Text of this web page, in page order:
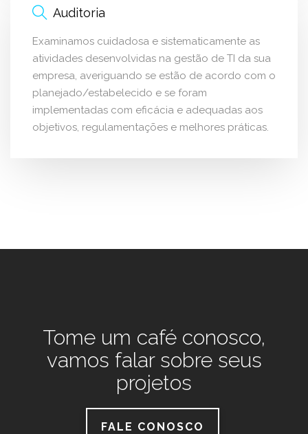
Auditoria
Examinamos cuidadosa e sistematicamente as
atividades desenvolvidas na gestão de TI da sua
empresa, averiguando se estão de acordo com o
planejado/estabelecido e se foram
implementadas com eficácia e adequadas aos
objetivos, regulamentações e melhores práticas.
Tome um café conosco,
vamos falar sobre seus
projetos
FALE CONOSCO